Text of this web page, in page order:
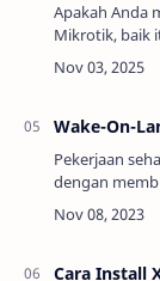
Apakah Anda
Mikrotik, baik
manajemen
router Anda?
Wake-On-
Pekerjaan
dengan
menjalankan
Server atau
Cara Install